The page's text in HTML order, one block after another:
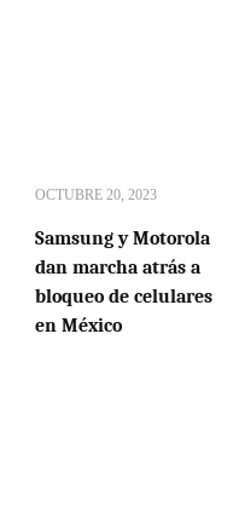
OCTUBRE 20, 2023
Samsung y Motorola
dan marcha atrás a
bloqueo de celulares
en México